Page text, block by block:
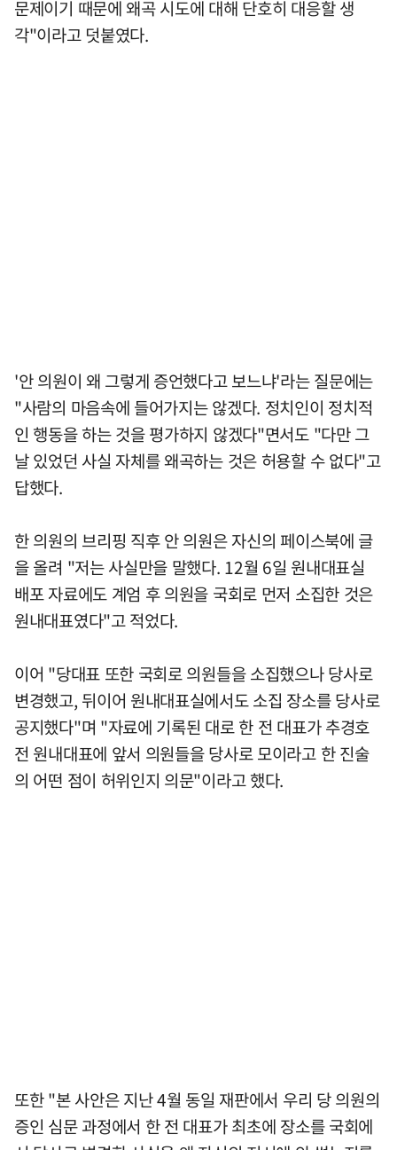
문제이기 때문에 왜곡 시도에 대해 단호히 대응할 생
각"이라고 덧붙였다.
'안 의원이 왜 그렇게 증언했다고 보느냐'라는 질문에는
"사람의 마음속에 들어가지는 않겠다. 정치인이 정치적
인 행동을 하는 것을 평가하지 않겠다"면서도 "다만 그
날 있었던 사실 자체를 왜곡하는 것은 허용할 수 없다"고
답했다.
한 의원의 브리핑 직후 안 의원은 자신의 페이스북에 글
을 올려 "저는 사실만을 말했다. 12월 6일 원내대표실
배포 자료에도 계엄 후 의원을 국회로 먼저 소집한 것은
원내대표였다"고 적었다.
이어 "당대표 또한 국회로 의원들을 소집했으나 당사로
변경했고, 뒤이어 원내대표실에서도 소집 장소를 당사로
공지했다"며 "자료에 기록된 대로 한 전 대표가 추경호
전 원내대표에 앞서 의원들을 당사로 모이라고 한 진술
의 어떤 점이 허위인지 의문"이라고 했다.
또한 "본 사안은 지난 4월 동일 재판에서 우리 당 의원의
증인 심문 과정에서 한 전 대표가 최초에 장소를 국회에